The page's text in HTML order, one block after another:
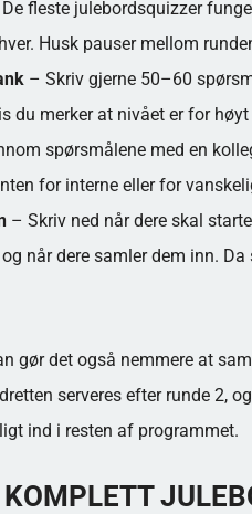
fleste julebordsquizzer
Husk pauser mellom
– Skriv gjerne 50–60
du merker at nivået er for
spørsmålene med en
for interne eller for
– Skriv ned når dere skal
når dere samler dem inn.
gør det også nemmere at
serveres efter runde 2,
ind i resten af programmet.